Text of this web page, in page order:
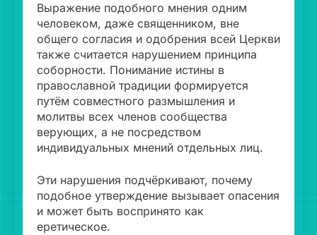
Выражение подобного мнения одним
человеком, даже священником, вне
общего согласия и одобрения всей Церкви
также считается нарушением принципа
соборности. Понимание истины в
православной традиции формируется
путём совместного размышления и
молитвы всех членов сообщества
верующих, а не посредством
индивидуальных мнений отдельных лиц.
Эти нарушения подчёркивают, почему
подобное утверждение вызывает опасения
и может быть воспринято как
еретическое.